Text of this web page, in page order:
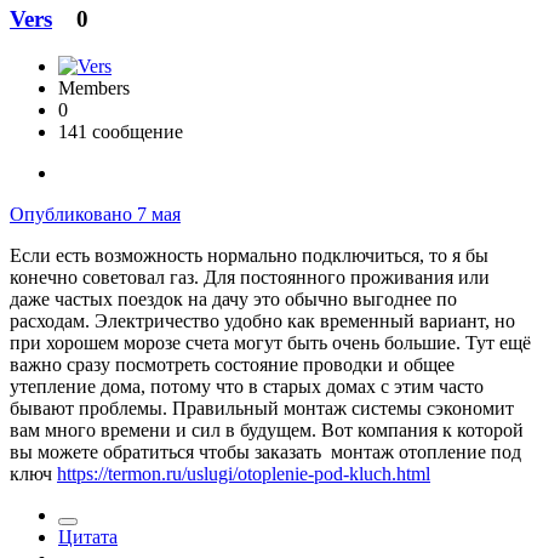
Vers 0
Members
0
141 сообщение
Опубликовано 7 мая
Если есть возможность нормально подключиться, то я бы
конечно советовал газ. Для постоянного проживания или
даже частых поездок на дачу это обычно выгоднее по
расходам. Электричество удобно как временный вариант, но
при хорошем морозе счета могут быть очень большие. Тут ещё
важно сразу посмотреть состояние проводки и общее
утепление дома, потому что в старых домах с этим часто
бывают проблемы. Правильный монтаж системы сэкономит
вам много времени и сил в будущем. Вот компания к которой
вы можете обратиться чтобы заказать монтаж отопление под
ключ https://termon.ru/uslugi/otoplenie-pod-kluch.html
Цитата